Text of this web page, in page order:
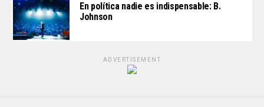
En política nadie es indispensable: B.
Johnson
ADVERTISEMENT